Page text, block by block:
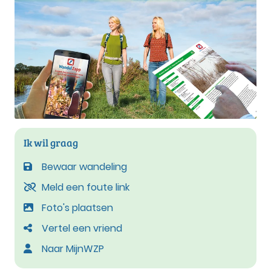
Ik wil graag
Bewaar wandeling
Meld een foute link
Foto's plaatsen
Vertel een vriend
Naar MijnWZP